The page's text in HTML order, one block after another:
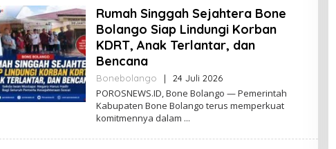
O
N
E
W
Rumah Singgah Sejahtera Bone
Bolango Siap Lindungi Korban
KDRT, Anak Terlantar, dan
Bencana
Bonebolango | 24 Juli 2026O
E
H
POROSNEWS.ID, Bone Bolango — Pemerintah
Kabupaten Bone Bolango terus memperkuat
komitmennya dalam